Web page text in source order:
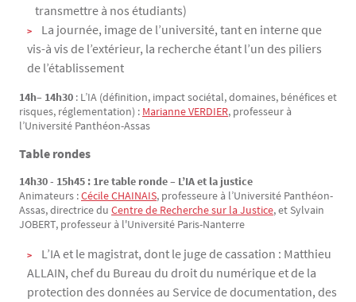
transmettre à nos étudiants)
La journée, image de l’université, tant en interne que
vis-à vis de l’extérieur, la recherche étant l’un des piliers
de l’établissement
14h– 14h30 : L’IA (définition, impact sociétal, domaines, bénéfices et
risques, réglementation) : Marianne VERDIER, professeur à
l’Université Panthéon-Assas
Table rondes
14h30 - 15h45 : 1re table ronde – L’IA et la justice
Animateurs :Cécile CHAINAIS, professeure à l’Université Panthéon-
Assas, directrice du Centre de Recherche sur la Justice, et Sylvain
JOBERT, professeur à l'Université Paris-Nanterre
L’IA et le magistrat, dont le juge de cassation : Matthieu
ALLAIN, chef du Bureau du droit du numérique et de la
protection des données au Service de documentation, des